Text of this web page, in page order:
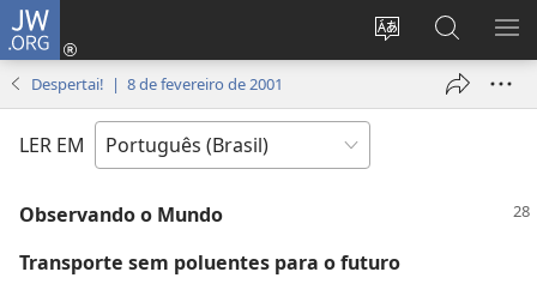
JW.ORG
Mudar
idioma
Log
janela)
Buscar
no
JW.ORG
Despertai! | 8 de fevereiro de 2001
LER EM
Observando o Mundo
Transporte sem poluentes para o futuro